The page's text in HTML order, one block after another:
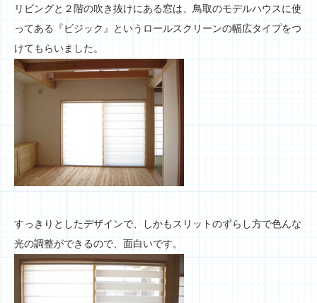
リビングと２階の吹き抜けにある窓は、鳥取のモデルハウスに使
ってある『ビジック』というロールスクリーンの幅広タイプをつ
けてもらいました。
すっきりとしたデザインで、しかもスリットのずらし方で色んな
光の調整ができるので、面白いです。